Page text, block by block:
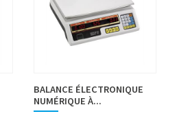
BALANCE ÉLECTRONIQUE
NUMÉRIQUE À...